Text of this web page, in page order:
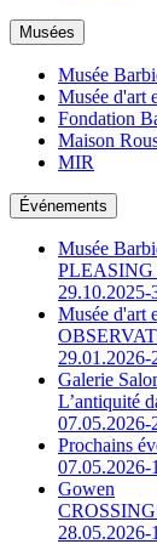
Musées
Musée
Musée d'art
Fondation
Maison
MIR
Événements
Musée
PLEASING
29.10.2025-
Musée d'art
29.01.2026-
Galerie
L’antiquité
07.05.2026-
Prochains
07.05.2026-
Gowen
28.05.2026-